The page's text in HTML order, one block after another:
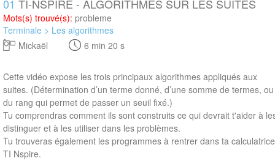
01 TI-NSPIRE - ALGORITHMES SUR LES SUITES
Mots(s) trouvé(s): probleme
Terminale > Les algorithmes
Mickaël
6 min 20 s
Cette vidéo expose les trois principaux algorithmes appliqués aux
suites. (Détermination d’un terme donné, d’une somme de termes, ou
du rang qui permet de passer un seuil fixé.)
Tu comprendras comment ils sont construits ce qui devrait t'aider à
distinguer et à les utiliser dans les problèmes.
Tu trouveras également les programmes à rentrer dans ta calculatrice
TI Nspire.